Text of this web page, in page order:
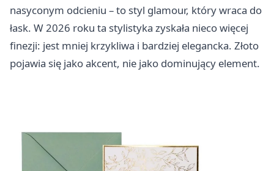
nasyconym odcieniu – to styl glamour, który wraca do
łask. W 2026 roku ta stylistyka zyskała nieco więcej
finezji: jest mniej krzykliwa i bardziej elegancka. Złoto
pojawia się jako akcent, nie jako dominujący element.